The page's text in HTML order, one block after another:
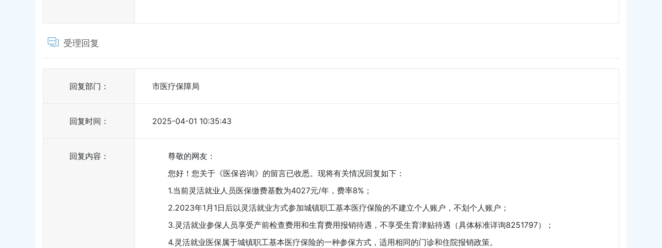
受理回复
回复部门： 市医疗保障局
回复时间： 2025-04-01 10:35:43
回复内容：
尊敬的网友：
您好！您关于《医保咨询》的留言已收悉。现将有关情况回复如下：
1.当前灵活就业人员医保缴费基数为4027元/年，费率8%；
2.2023年1月1日后以灵活就业方式参加城镇职工基本医疗保险的不建立个人账户，不划个人账户；
3.灵活就业参保人员享受产前检查费用和生育费用报销待遇，不享受生育津贴待遇（具体标准详询8251797）；
4.灵活就业医保属于城镇职工基本医疗保险的一种参保方式，适用相同的门诊和住院报销政策。